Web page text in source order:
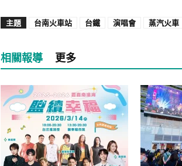
主題 台南火車站 台鐵 演唱會 蒸汽火車
相關報導 更多